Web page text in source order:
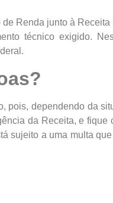
Renda junto à
técnico exigido.
pois, dependendo da
da Receita, e fique
sujeito a uma multa